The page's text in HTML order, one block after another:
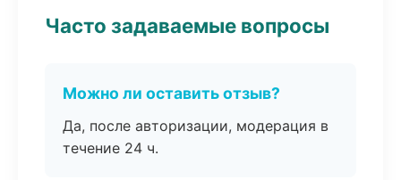
Часто задаваемые вопросы
Можно ли оставить отзыв?
Да, после авторизации, модерация в
течение 24 ч.